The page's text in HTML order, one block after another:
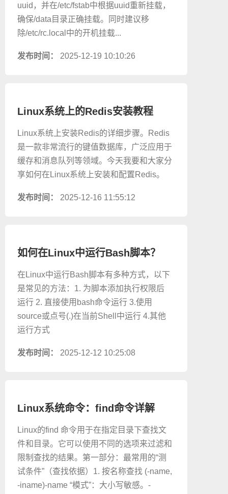
uuid，并在/etc/fstab中根据uuid重新挂载，
确保/data目录正确挂载。同时建议移
除/etc/rc.local中的开机挂载...
发布时间： 2025-12-19 10:10:26
Linux系统上的Redis安装教程
Linux系统上安装Redis的详细步骤。Redis
是一款非常流行的键值数据库，广泛应用于
缓存和消息队列等领域。今天我要和大家分
享如何在Linux系统上安装和配置Redis。
发布时间： 2025-12-16 11:55:12
如何在Linux中运行Bash脚本？
在Linux中运行Bash脚本有多种方式，以下
是常见的方法：1. 为脚本添加执行权限后
运行 2. 直接使用bash命令运行 3.使用
source或点号(.)在当前Shell中运行 4.其他
运行方式
发布时间： 2025-12-12 10:25:08
Linux系统命令：find命令详解
Linux的find 命令用于在指定目录下查找文
件和目录。它可以使用不同的选项来过滤和
限制查找的结果。第一部分：最常用的“测
试条件”（查找依据）1. 按名称查找 (-name,
-iname)-name “模式”：大小写敏感。-